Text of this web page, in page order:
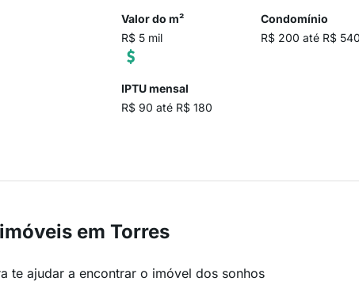
Valor do m²
R$ 5 mil
Condomínio
R$ 200 até R$ 540
IPTU mensal
R$ 90 até R$ 180
em Torres
te ajudar a encontrar o imóvel dos sonhos